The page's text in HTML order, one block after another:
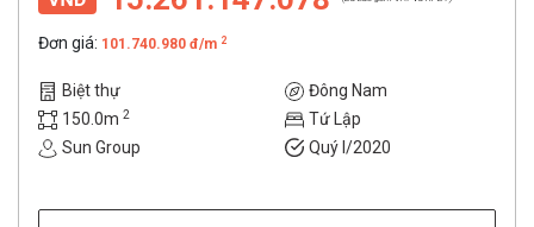
Đơn giá: 101.740.980 đ/m 2
Biệt thự
Đông Nam
150.0m 2
Tứ Lập
Sun Group
Quý I/2020